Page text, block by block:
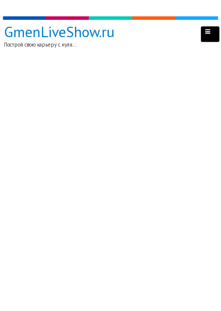
GmenLiveShow.ru
Построй свою карьеру с нуля...